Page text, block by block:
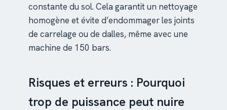
constante du sol. Cela garantit un nettoyage
homogène et évite d’endommager les joints
de carrelage ou de dalles, même avec une
machine de 150 bars.
Risques et erreurs : Pourquoi
trop de puissance peut nuire